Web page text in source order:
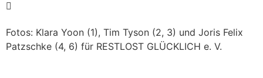
Fotos: Klara Yoon (1), Tim Tyson (2, 3) und Joris Felix
Patzschke (4, 6) für RESTLOST GLÜCKLICH e. V.